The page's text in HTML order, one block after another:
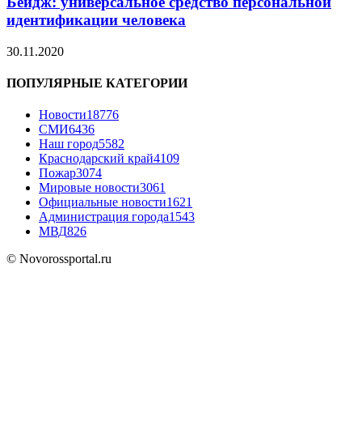
идентификации человека
30.11.2020
ПОПУЛЯРНЫЕ КАТЕГОРИИ
Новости18776
СМИ6436
Наш город5582
Краснодарский край4109
Пожар3074
Мировые новости3061
Официальные новости1621
Администрация города1543
МВД826
© Novorossportal.ru